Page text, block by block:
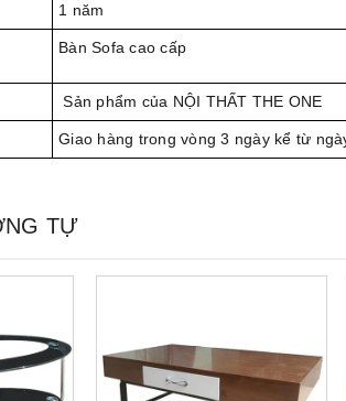
1 năm
Bàn Sofa cao cấp
Sản phẩm của NỘI THẤT THE ONE
Giao hàng trong vòng 3 ngày kể từ
TỰ